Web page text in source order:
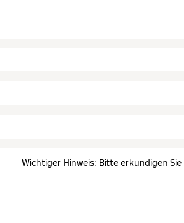
Wichtiger Hinweis: Bitte erkundigen